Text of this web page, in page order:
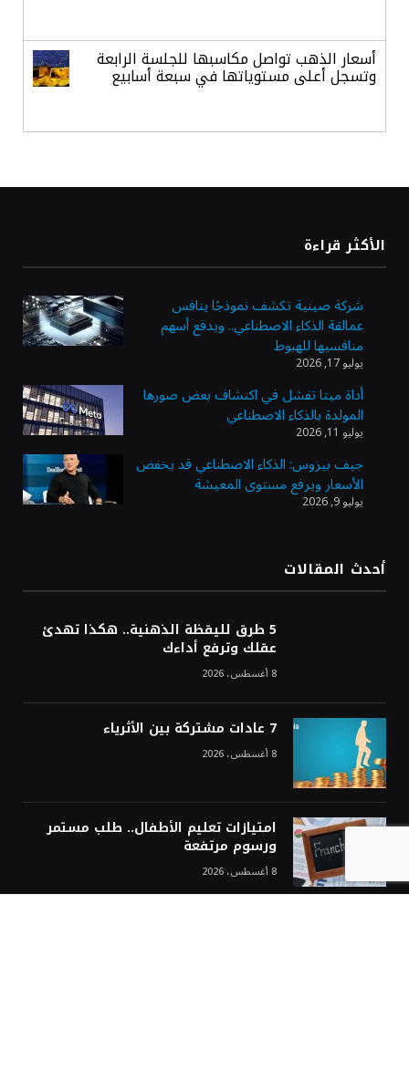
أسعار الذهب تواصل مكاسبها للجلسة الرابعة
وتسجل أعلى مستوياتها في سبعة أسابيع
«طيران الرياض» يدشن أولى رحلاته إلى مومباي
ويضيف الوجهة التشغيلية الثامنة
وزير الاستثمار: الموافقة على رخصة مزاولة
الأنشطة المالية عابرة الحدود تطوير للبيئة
الاستثمارية
الذهب يسجل أعلى مستوى في أسبوعين بدعم
من تراجع الدولار
الدولار الأمريكي يتراجع قرب أدنى مستوياته
ترقب تطورات الوساطة بشأن الحرب
الأكثر قراءة
شركة صينية تكشف نموذجًا ينافس
عمالقة الذكاء الاصطناعي.. ويدفع أسهم
منافسيها للهبوط
يوليو 17, 2026
أداة ميتا تفشل في اكتشاف بعض صورها
المولدة بالذكاء الاصطناعي
يوليو 11, 2026
جيف بيزوس: الذكاء الاصطناعي قد يخفض
الأسعار ويرفع مستوى المعيشة
يوليو 9, 2026
أحدث المقالات
5 طرق لليقظة الذهنية.. هكذا تهدئ
عقلك وترفع أداءك
8 أغسطس، 2026
7 عادات مشتركة بين الأثرياء
8 أغسطس، 2026
امتيازات تعليم الأطفال.. طلب مستمر
ورسوم مرتفعة
8 أغسطس، 2026